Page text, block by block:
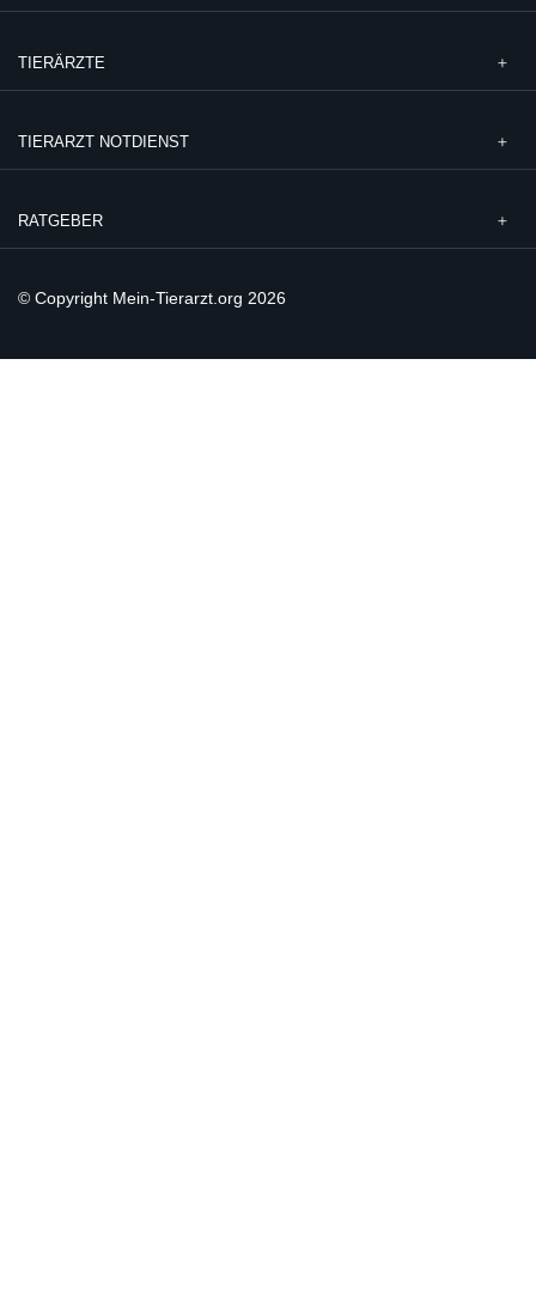
TIERÄRZTE
TIERARZT NOTDIENST
RATGEBER
© Copyright Mein-Tierarzt.org 2026